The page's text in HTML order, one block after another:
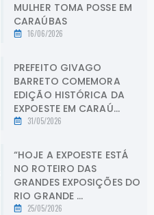
MULHER TOMA POSSE EM
CARAÚBAS
16/06/2026
PREFEITO GIVAGO
BARRETO COMEMORA
EDIÇÃO HISTÓRICA DA
EXPOESTE EM CARAÚ...
31/05/2026
“HOJE A EXPOESTE ESTÁ
NO ROTEIRO DAS
GRANDES EXPOSIÇÕES DO
RIO GRANDE ...
25/05/2026